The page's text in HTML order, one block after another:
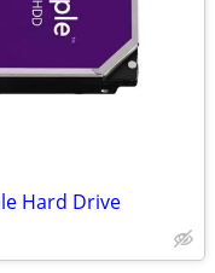
Hard Drive